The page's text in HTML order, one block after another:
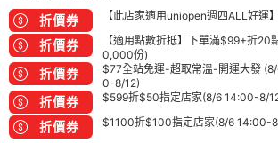
折價券 【此店家適用uniopen週四ALL好運
折價券
【適用點數折抵】下單滿$99+折20
0,000份)
折價券
$77全站免運-超取常溫-開運大發
0-8/12)
折價券 $599折$50指定店家(8/6 14:00-8/
折價券 $1100折$100指定店家(8/6 14:00-